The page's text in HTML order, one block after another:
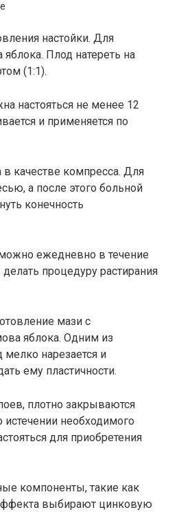
настойки. Для
Плод натереть на
(1:1).
настояться не менее 12
и применяется по
качестве компресса. Для
а после этого больной
конечность
можно ежедневно в течение
процедуру растирания
мази с
яблока. Одним из
нарезается и
ему пластичности.
плотно закрываются
необходимого
для приобретения
компоненты, такие как
выбирают цинковую